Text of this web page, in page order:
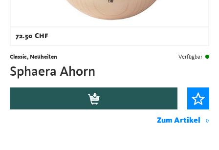
72.50 CHF
Classic, Neuheiten Verfügbar
Sphaera Ahorn
Zum Artikel